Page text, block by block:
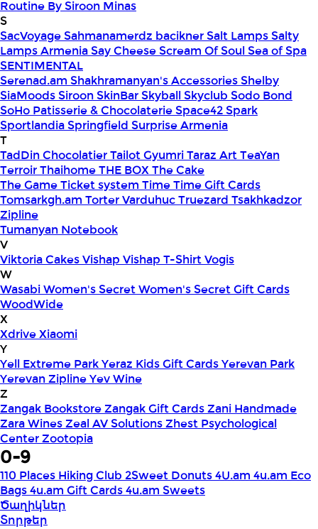
Routine By Siroon Minas
S
SacVoyageSahmanamerdz baciknerSalt LampsSalty
Lamps ArmeniaSay CheeseScream Of SoulSea of Spa
SENTIMENTAL
Serenad.am Shakhramanyan's AccessoriesShelby
SiaMoodsSiroon SkinBarSkyballSkyclub Sodo Bond
SoHo Patisserie & ChocolaterieSpace42Spark
SportlandiaSpringfield Surprise Armenia
T
TadDin ChocolatierTailot GyumriTaraz ArtTeaYan
TerroirThaihomeTHE BOXThe Cake
The GameTicket system TimeTime Gift Cards
Tomsarkgh.am Torter VarduhucTruezard Tsakhkadzor
Zipline
Tumanyan Notebook
V
Viktoria CakesVishap Vishap T-ShirtVogis
W
WasabiWomen's SecretWomen's Secret Gift Cards
WoodWide
X
XdriveXiaomi
Y
Yell Extreme ParkYeraz Kids Gift CardsYerevan Park
Yerevan ZiplineYev Wine
Z
Zangak BookstoreZangak Gift CardsZani Handmade
Zara WinesZeal AV SolutionsZhest Psychological
CenterZootopia
0-9
110 Places Hiking Club 2Sweet Donuts4U.am 4u.am Eco
Bags4u.am Gift Cards4u.am Sweets
Ծաղիկներ
Տորթեր